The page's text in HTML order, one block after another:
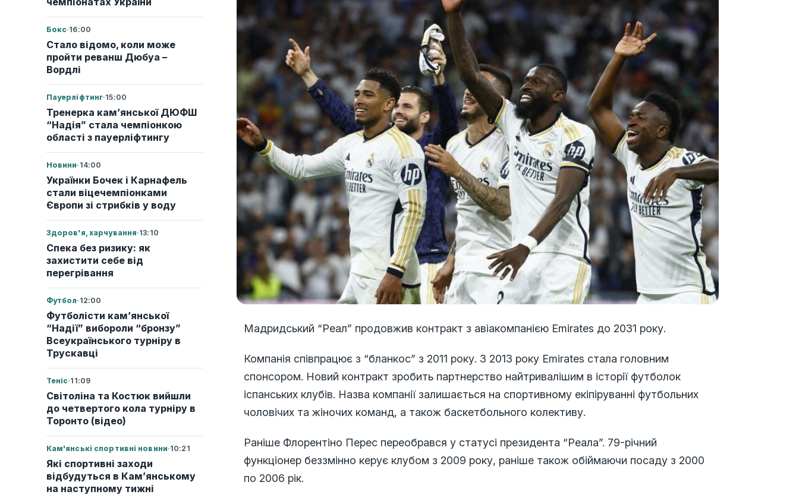
Бокс·16:00
Стало відомо, коли може
пройти реванш Дюбуа –
Вордлі
Пауерліфтинг·15:00
Тренерка кам’янської ДЮФШ
“Надія” стала чемпіонкою
області з пауерліфтингу
Новини· 14:00
Українки Бочек і Карнафель
стали віцечемпіонками
Європи зі стрибків у воду
Здоров'я, харчування·13:10
Спека без ризику: як
захистити себе від
перегрівання
Футбол· 12:00
Футболісти кам’янської
“Надії” вибороли “бронзу”
Всеукраїнського турніру в
Трускавці
Теніс·11:09
Світоліна та Костюк вийшли
до четвертого кола турніру в
Торонто (відео)
Кам'янські спортивні новини·10:21
Які спортивні заходи
відбудуться в Кам’янському
на наступному тижні
Мадридський “Реал” продовжив контракт з авіакомпанією Emirates до 2031 року.
Компанія співпрацює з “бланкос” з 2011 року. З 2013 року Emirates стала головним
спонсором. Новий контракт зробить партнерство найтривалішим в історії футболок
іспанських клубів. Назва компанії залишається на спортивному екіпіруванні футбольних
чоловічих та жіночих команд, а також баскетбольного колективу.
Раніше Флорентіно Перес переобрався у статусі президента “Реала”. 79-річний
функціонер беззмінно керує клубом з 2009 року, раніше також обіймаючи посаду з 2000
по 2006 рік.